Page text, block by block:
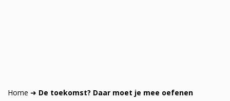
Home ➜ De toekomst? Daar moet je mee oefenen